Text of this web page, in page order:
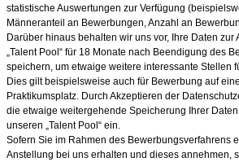
statistische Auswertungen zur Verfügung
Männeranteil an Bewerbungen, Anzahl an
Darüber hinaus behalten wir uns vor, Ihre Daten zur
„Talent Pool“ für 18 Monate nach Beendigung des
speichern, um etwaige weitere interessante Stellen
Dies gilt beispielsweise auch für Bewerbung auf
Praktikumsplatz. Durch Akzeptieren der
die etwaige weitergehende Speicherung Ihrer
unseren „Talent Pool“ ein.
Sofern Sie im Rahmen des Bewerbungsverfahrens
Anstellung bei uns erhalten und dieses annehmen,